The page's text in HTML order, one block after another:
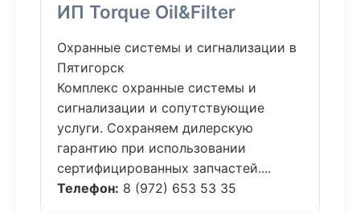
ИП Torque Oil&Filter
Охранные системы и сигнализации в
Пятигорск
Комплекс охранные системы и
сигнализации и сопутствующие
услуги. Сохраняем дилерскую
гарантию при использовании
сертифицированных запчастей....
Телефон: 8 (972) 653 53 35